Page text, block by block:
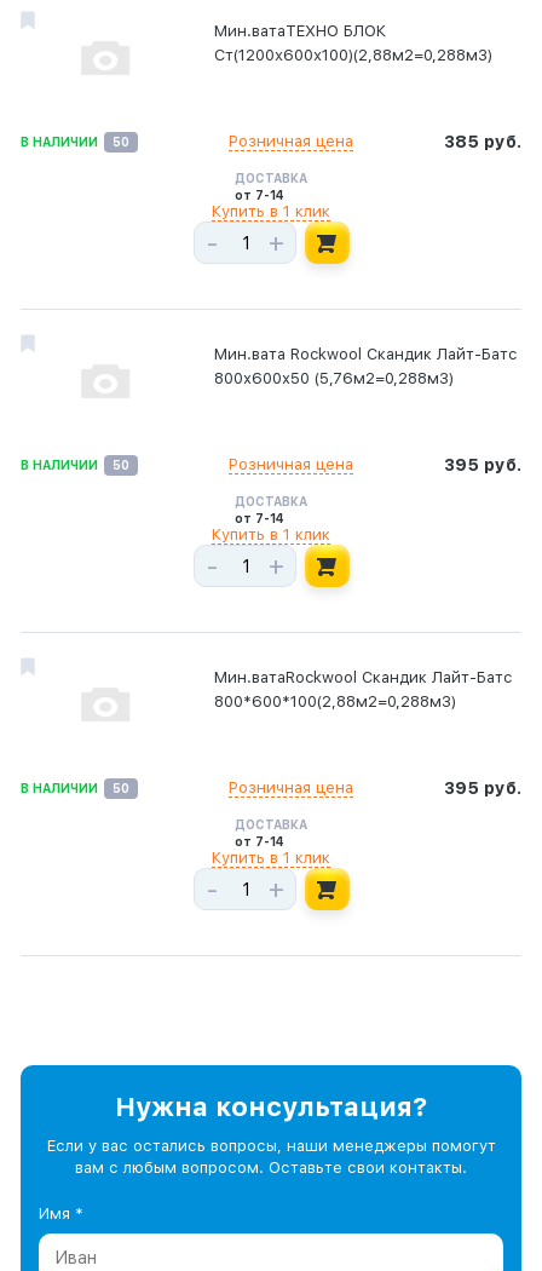
Мин.ватаТЕХНО БЛОК
Ст(1200х600х100)(2,88м2=0,288м3)
В НАЛИЧИИ 50 385 руб.
Розничная цена
ДОСТАВКА
от 7-14
- +
Купить в 1 клик
Мин.вата Rockwool Скандик Лайт-Батс
800х600х50 (5,76м2=0,288м3)
В НАЛИЧИИ 50 395 руб.
Розничная цена
ДОСТАВКА
от 7-14
- +
Купить в 1 клик
Мин.ватаRockwool Скандик Лайт-Батс
800*600*100(2,88м2=0,288м3)
В НАЛИЧИИ 50 395 руб.
Розничная цена
ДОСТАВКА
от 7-14
- +
Купить в 1 клик
Нужна консультация?
Если у вас остались вопросы, наши менеджеры помогут
вам с любым вопросом. Оставьте свои контакты.
Имя *